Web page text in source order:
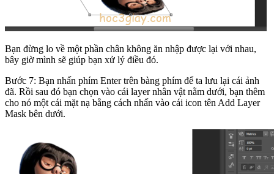
Bạn đừng lo về một phần chân không ăn nhập được lại với nhau,
bây giờ mình sẽ giúp bạn xử lý điều đó.
Bước 7: Bạn nhấn phím Enter trên bàng phím để ta lưu lại cái ảnh
đã. Rồi sau đó bạn chọn vào cái layer nhân vật nằm dưới, bạn thêm
cho nó một cái mặt nạ bằng cách nhấn vào cái icon tên Add Layer
Mask bên dưới.